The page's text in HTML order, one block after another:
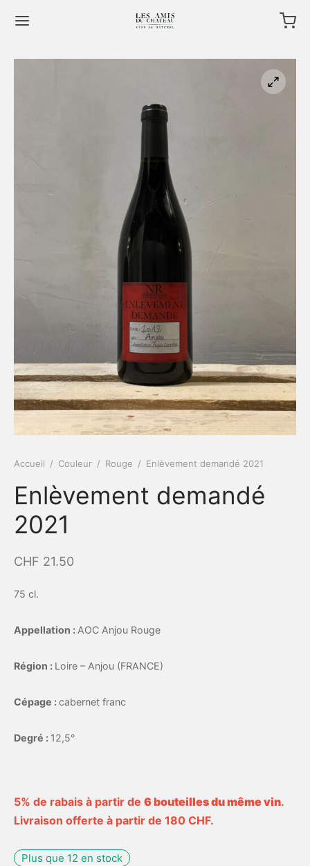
Accueil / Couleur / Rouge / Enlèvement demandé 2021
Enlèvement demandé
2021
CHF 21.50
75 cl.
Appellation : AOC Anjou Rouge
Région : Loire – Anjou (FRANCE)
Cépage :cabernet franc
Degré : 12,5°
5% de rabais à partir de 6 bouteilles du même vin.
Livraison offerte à partir de 180 CHF.
Plus que 12 en stock